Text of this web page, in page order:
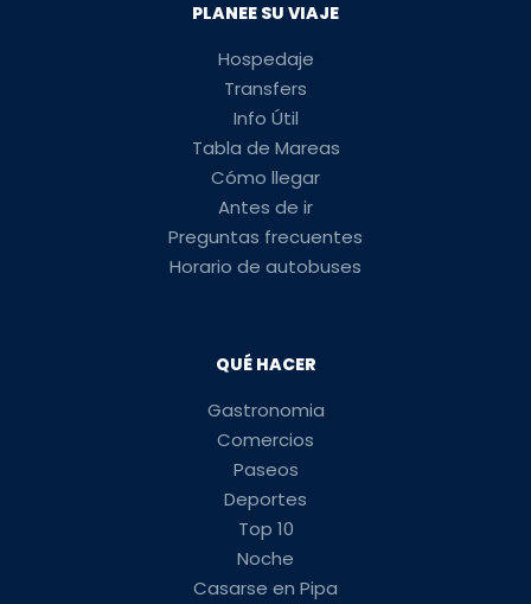
PLANEE SU VIAJE
Hospedaje
Transfers
Info Útil
Tabla de Mareas
Cómo llegar
Antes de ir
Preguntas frecuentes
Horario de autobuses
QUÉ HACER
Gastronomia
Comercios
Paseos
Deportes
Top 10
Noche
Casarse en Pipa